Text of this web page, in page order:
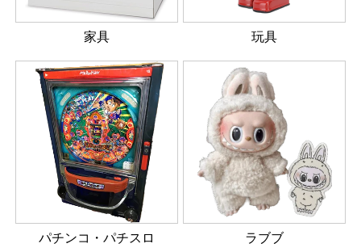
家具 玩具
パチンコ・パチスロ ラブブ